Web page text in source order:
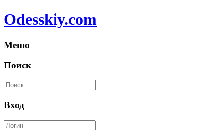
Odesskiy.com
Меню
Поиск
Вход